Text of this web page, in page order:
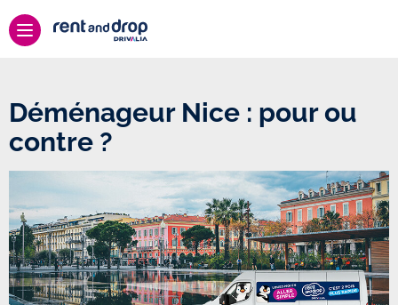
Déménageur Nice : pour ou
contre ?